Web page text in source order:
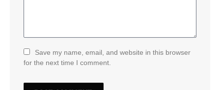
Save my name, email, and website in this browser
for the next time I comment.